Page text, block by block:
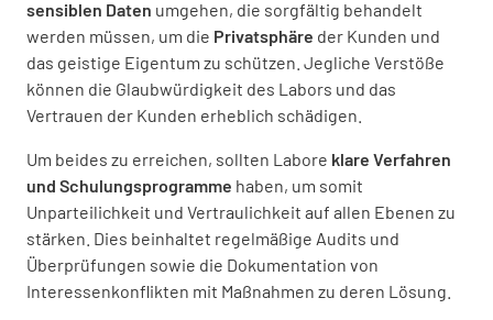
sensiblen Daten umgehen, die sorgfältig behandelt
werden müssen, um die Privatsphäre der Kunden und
das geistige Eigentum zu schützen. Jegliche Verstöße
können die Glaubwürdigkeit des Labors und das
Vertrauen der Kunden erheblich schädigen.
Um beides zu erreichen, sollten Labore klare Verfahren
und Schulungsprogramme haben, um somit
Unparteilichkeit und Vertraulichkeit auf allen Ebenen zu
stärken. Dies beinhaltet regelmäßige Audits und
Überprüfungen sowie die Dokumentation von
Interessenkonflikten mit Maßnahmen zu deren Lösung.